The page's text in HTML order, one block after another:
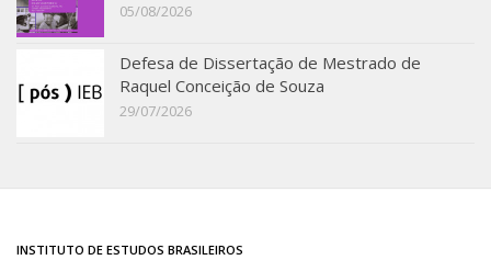
05/08/2026
Defesa de Dissertação de Mestrado de
Raquel Conceição de Souza
29/07/2026
INSTITUTO DE ESTUDOS BRASILEIROS